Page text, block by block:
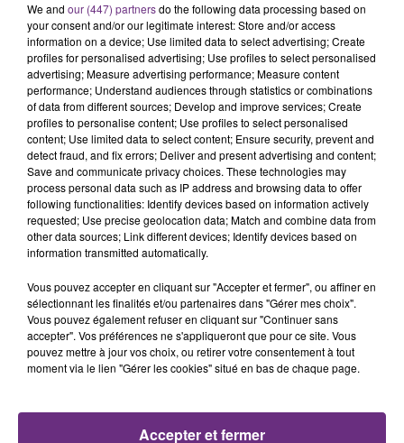
LE MAGASIN JOUÉCLUB DE REIMS FERME
SES PORTES
C'était l'une des institutions du centre-ville
rémois. Le magasin JouéClub est contraint de
fermer ses portes.
TITRES DIFFUSÉS
13h01
13h01 12h57
12h57
We and our (447) partnersdo the following data processing based on
your consent and/or our legitimate interest: Store and/or access
information on a device; Use limited data to select advertising; Create
profiles for personalised advertising; Use profiles to select personalised
advertising; Measure advertising performance; Measure content
performance; Understand audiences through statistics or combinations
of data from different sources; Develop and improve services; Create
profiles to personalise content; Use profiles to select personalised
content; Use limited data to select content; Ensure security, prevent and
detect fraud, and fix errors; Deliver and present advertising and content;
Save and communicate privacy choices. These technologies may
process personal data such as IP address and browsing data to offer
following functionalities: Identify devices based on information actively
requested; Use precise geolocation data; Match and combine data from
other data sources; Link different devices; Identify devices based on
information transmitted automatically.
Vous pouvez accepter en cliquant sur "Accepter et fermer", ou affiner en
sélectionnant les finalités et/ou partenaires dans "Gérer mes choix".
Vous pouvez également refuser en cliquant sur "Continuer sans
accepter". Vos préférences ne s'appliqueront que pour ce site. Vous
pouvez mettre à jour vos choix, ou retirer votre consentement à tout
moment via le lien "Gérer les cookies" situé en bas de chaque page.
Accepter et fermer